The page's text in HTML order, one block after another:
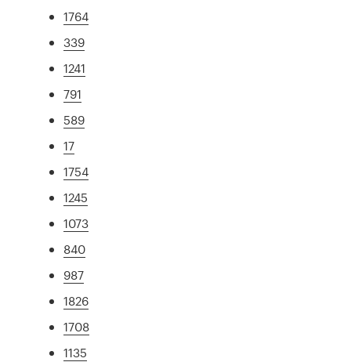
1764
339
1241
791
589
17
1754
1245
1073
840
987
1826
1708
1135